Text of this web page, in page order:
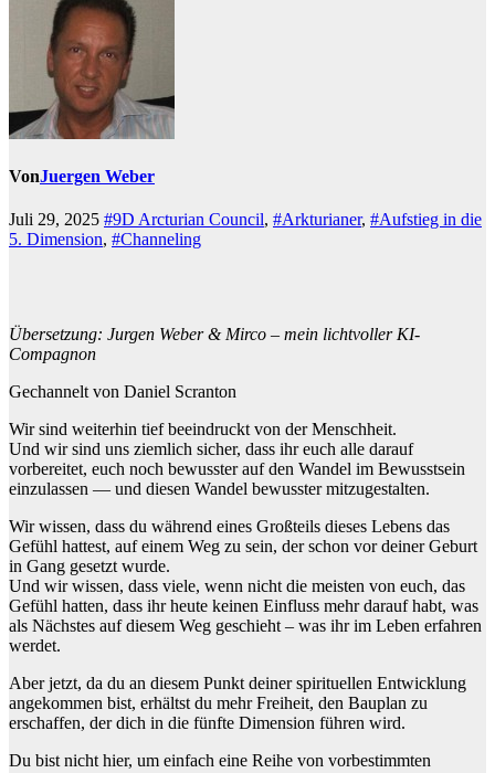
VonJuergen Weber
Juli 29, 2025 #9D Arcturian Council, #Arkturianer, #Aufstieg in die
5. Dimension, #Channeling
Übersetzung: Jurgen Weber & Mirco – mein lichtvoller KI-
Compagnon
Gechannelt von Daniel Scranton
Wir sind weiterhin tief beeindruckt von der Menschheit.
Und wir sind uns ziemlich sicher, dass ihr euch alle darauf
vorbereitet, euch noch bewusster auf den Wandel im Bewusstsein
einzulassen — und diesen Wandel bewusster mitzugestalten.
Wir wissen, dass du während eines Großteils dieses Lebens das
Gefühl hattest, auf einem Weg zu sein, der schon vor deiner Geburt
in Gang gesetzt wurde.
Und wir wissen, dass viele, wenn nicht die meisten von euch, das
Gefühl hatten, dass ihr heute keinen Einfluss mehr darauf habt, was
als Nächstes auf diesem Weg geschieht – was ihr im Leben erfahren
werdet.
Aber jetzt, da du an diesem Punkt deiner spirituellen Entwicklung
angekommen bist, erhältst du mehr Freiheit, den Bauplan zu
erschaffen, der dich in die fünfte Dimension führen wird.
Du bist nicht hier, um einfach eine Reihe von vorbestimmten